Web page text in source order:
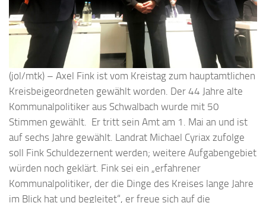
(jol/mtk) – Axel Fink ist vom Kreistag zum hauptamtlichen
Kreisbeigeordneten gewählt worden. Der 44 Jahre alte
Kommunalpolitiker aus Schwalbach wurde mit 50
Stimmen gewählt. Er tritt sein Amt am 1. Mai an und ist
auf sechs Jahre gewählt. Landrat Michael Cyriax zufolge
soll Fink Schuldezernent werden; weitere Aufgabengebiet
würden noch geklärt. Fink sei ein „erfahrener
Kommunalpolitiker, der die Dinge des Kreises lange Jahre
im Blick hat und begleitet“, er freue sich auf die